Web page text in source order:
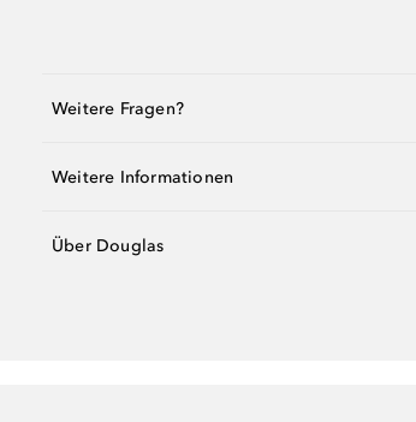
Weitere Fragen?
Weitere Informationen
Über Douglas